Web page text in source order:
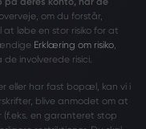
om du forstår,
at løbe en stor risiko for at
Erklæring om risiko
involverede risici.
eller har fast bopæl, kan vi i
blive anmodet om at
(f.eks. en garanteret stop